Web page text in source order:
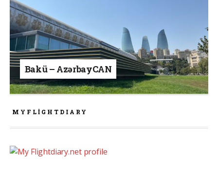
Bakü – AzərbayCAN
MYFLIGHTDIARY